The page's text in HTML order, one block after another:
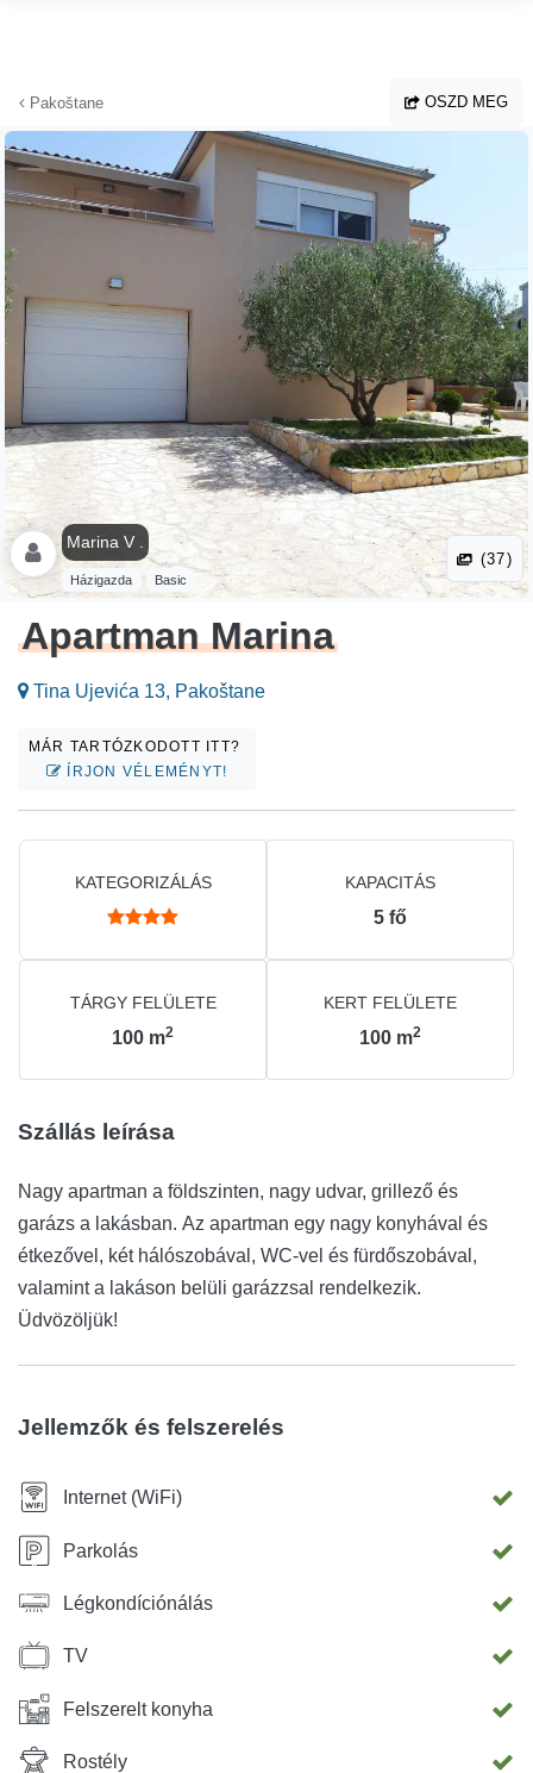
Pakoštane OSZD MEG
Marina V .
Házigazda Basic
(37)
Apartman Marina
Tina Ujevića 13, Pakoštane
MÁR TARTÓZKODOTT ITT?
ÍRJON VÉLEMÉNYT!
KATEGORIZÁLÁS KAPACITÁS
5 fő
TÁRGY FELÜLETE
100 m2
KERT FELÜLETE
100 m2
Szállás leírása
Nagy apartman a földszinten, nagy udvar, grillező és
garázs a lakásban. Az apartman egy nagy konyhával és
étkezővel, két hálószobával, WC-vel és fürdőszobával,
valamint a lakáson belüli garázzsal rendelkezik.
Üdvözöljük!
Jellemzők és felszerelés
Internet (WiFi)
Parkolás
Légkondíciónálás
TV
Felszerelt konyha
Rostély